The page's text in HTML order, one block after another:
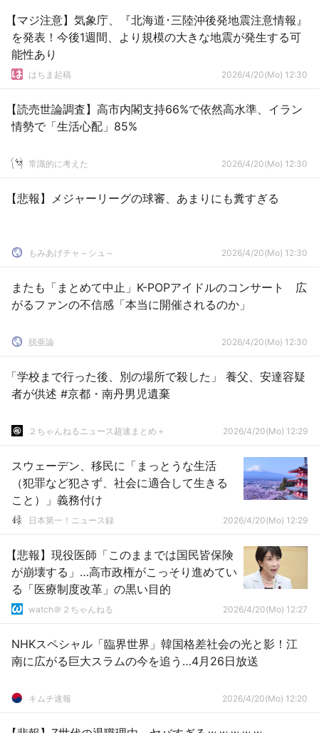
【マジ注意】気象庁、『北海道･三陸沖後発地震注意情報』
を発表！今後1週間、より規模の大きな地震が発生する可
能性あり
はちま起稿 2026/4/20(Mo) 12:30
【読売世論調査】高市内閣支持66%で依然高水準、イラン
情勢で「生活心配」85%
常識的に考えた 2026/4/20(Mo) 12:30
【悲報】メジャーリーグの球審、あまりにも糞すぎる
もみあげチャ～シュ～ 2026/4/20(Mo) 12:30
またも「まとめて中止」K-POPアイドルのコンサート 広
がるファンの不信感「本当に開催されるのか」
脱亜論 2026/4/20(Mo) 12:30
「学校まで行った後、別の場所で殺した」 養父、安達容疑
者が供述 #京都・南丹男児遺棄
２ちゃんねるニュース超速まとめ＋ 2026/4/20(Mo) 12:29
スウェーデン、移民に「まっとうな生活
（犯罪など犯さず、社会に適合して生きる
こと）」義務付け
日本第一！ニュース録 2026/4/20(Mo) 12:29
【悲報】現役医師「このままでは国民皆保険
が崩壊する」…高市政権がこっそり進めてい
る「医療制度改革」の黒い目的
watch＠２ちゃんねる 2026/4/20(Mo) 12:27
NHKスペシャル「臨界世界」韓国格差社会の光と影！江
南に広がる巨大スラムの今を追う…4月26日放送
キムチ速報 2026/4/20(Mo) 12:20